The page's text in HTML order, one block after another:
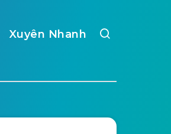
Xuyên Nhanh